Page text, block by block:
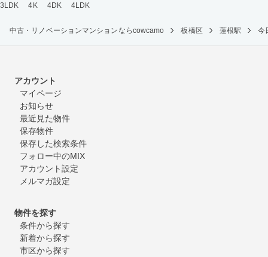
3LDK
4K 4DK 4LDK
中古・リノベーションマンションならcowcamo 板橋区 蓮根駅 今
アカウント
マイページ
お知らせ
最近見た物件
保存物件
保存した検索条件
フォロー中のMIX
アカウント設定
メルマガ設定
物件を探す
条件から探す
新着から探す
市区から探す